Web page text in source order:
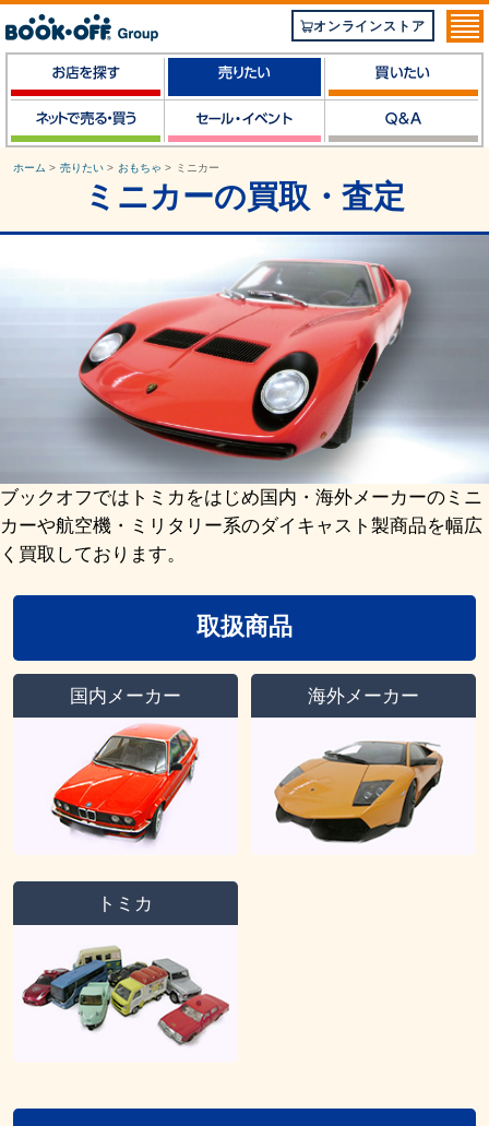
オンラインストア
ホーム > 売りたい> おもちゃ > ミニカー
ミニカーの買取・査定
ブックオフではトミカをはじめ国内・海外メーカーのミニ
カーや航空機・ミリタリー系のダイキャスト製商品を幅広
く買取しております。
取扱商品
国内メーカー 海外メーカー
トミカ